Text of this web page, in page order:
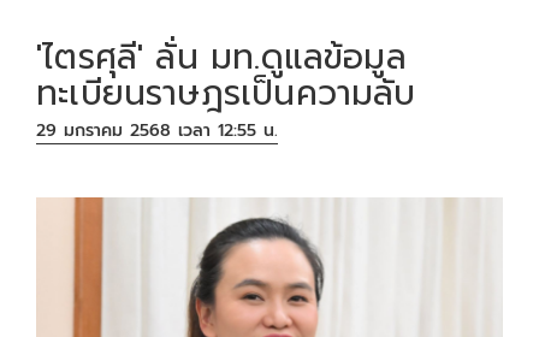
'ไตรศุลี' ลั่น มท.ดูแลข้อมูล
ทะเบียนราษฎรเป็นความลับ
29 มกราคม 2568 เวลา 12:55 น.